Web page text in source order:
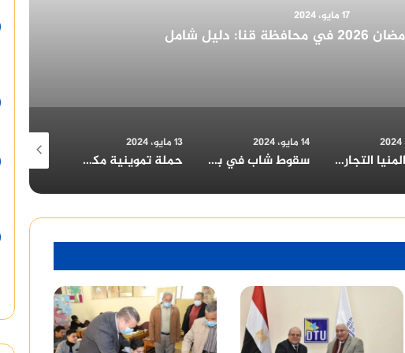
14 مايو، 2024
تُهنئ الرئيس السيسي بمناسبة الولاية الجديدة
سقوط شاب في بئر بالمنيا: المحافظ يتابع تداعيات الحادث
13 مايو، 2024
حملة تموينية مكبرة بسمالوط بقيادة وكيل وزارة التموين بالمنيا
11 مايو، 2024